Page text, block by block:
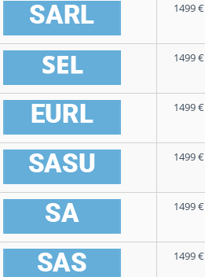
1499€
1499€
1499€
1499€
1499€
1499€